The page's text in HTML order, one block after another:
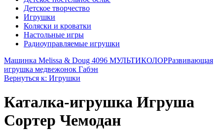
Детское творчество
Игрушки
Коляски и кроватки
Настольные игры
Радиоуправляемые игрушки
Машинка Melissa & Doug 4096 МУЛЬТИКОЛОРРазвивающая
игрушка медвежонок Габэн
Вернуться к: Игрушки
Каталка-игрушка Игруша
Сортер Чемодан